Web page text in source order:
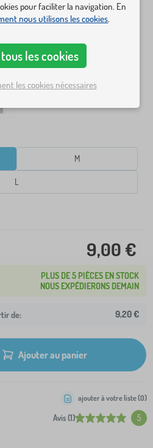
M
L
9,00 €
PLUS DE 5 PIÈCES EN STOCK
NOUS EXPÉDIERONS DEMAIN
de: 9,20 €
Ajouter au panier
Avis (1) 5
ajouter à votre liste (0)
pour faciliter la navigation. En
nous utilisons les cookies.
les cookies
les cookies nécessaires